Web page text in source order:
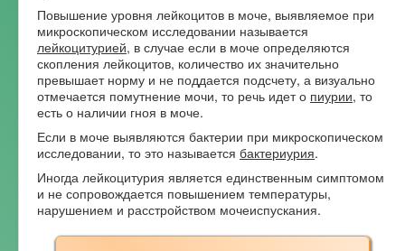
Повышение уровня лейкоцитов в моче, выявляемое при
микроскопическом исследовании называется
лейкоцитурией, в случае если в моче определяются
скопления лейкоцитов, количество их значительно
превышает норму и не поддается подсчету, а визуально
отмечается помутнение мочи, то речь идет о пиурии, то
есть о наличии гноя в моче.
Если в моче выявляются бактерии при микроскопическом
исследовании, то это называется бактериурия.
Иногда лейкоцитурия является единственным симптомом
и не сопровождается повышением температуры,
нарушением и расстройством мочеиспускания.